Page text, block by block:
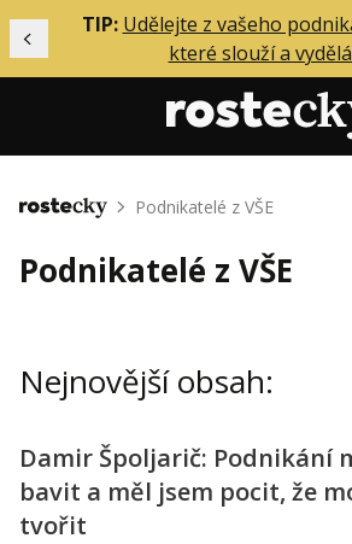
Předchozí
TIP: Udělejte z vašeho
které slouží a
Mentoring
Solo
Inzerce
Přihlášení
Domů Podnikatelé z VŠE
Podnikatelé z VŠE
Nejnovější obsah:
Damir Špoljarič: Podnikání
bavit a měl jsem pocit, že
tvořit